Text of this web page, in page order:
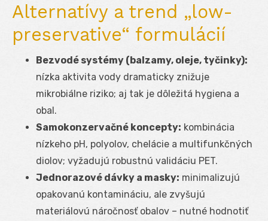
Alternatívy a trend „low-
preservative“ formulácií
Bezvodé systémy (balzamy, oleje, tyčinky):
nízka aktivita vody dramaticky znižuje
mikrobiálne riziko; aj tak je dôležitá hygiena a
obal.
Samokonzervačné koncepty: kombinácia
nízkeho pH, polyolov, chelácie a multifunkčných
diolov; vyžadujú robustnú validáciu PET.
Jednorazové dávky a masky: minimalizujú
opakovanú kontamináciu, ale zvyšujú
materiálovú náročnosť obalov – nutné hodnotiť